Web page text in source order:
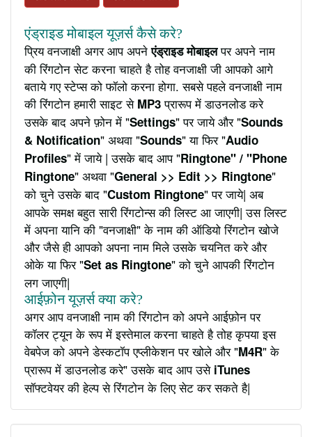
एंड्राइड मोबाइल यूज़र्स कैसे करे?
प्रिय वनजाक्षी अगर आप अपनेएंड्राइड मोबाइलपर अपने नाम
की रिंगटोन सेट करना चाहते है तोह वनजाक्षी जी आपको आगे
बताये गए स्टेप्स को फॉलो करना होगा. सबसे पहले वनजाक्षी नाम
की रिंगटोन हमारी साइट से MP3प्रारूप में डाउनलोड करे
उसके बाद अपने फ़ोन में "Settings" पर जाये और "Sounds
& Notification" अथवा "Sounds" या फिर "Audio
Profiles" में जाये | उसके बाद आप "Ringtone" / "Phone
Ringtone" अथवा "General >> Edit >> Ringtone"
को चुने उसके बाद "Custom Ringtone" पर जाये| अब
आपके समक्ष बहुत सारी रिंगटोन्स की लिस्ट आ जाएगी| उस लिस्ट
में अपना यानि की "वनजाक्षी" के नाम की ऑडियो रिंगटोन खोजे
और जैसे ही आपको अपना नाम मिले उसके चयनित करे और
ओके या फिर "Set as Ringtone" को चुने आपकी रिंगटोन
लग जाएगी|
आईफ़ोन यूज़र्स क्या करे?
अगर आप वनजाक्षी नाम की रिंगटोन को अपने आईफ़ोन पर
कॉलर ट्यून के रूप में इस्तेमाल करना चाहते है तोह कृपया इस
वेबपेज को अपने डेस्कटॉप एप्लीकेशन पर खोले और "M4R" के
प्रारूप में डाउनलोड करे" उसके बाद आप उसे iTunes
सॉफ्टवेयर की हेल्प से रिंगटोन के लिए सेट कर सकते है|